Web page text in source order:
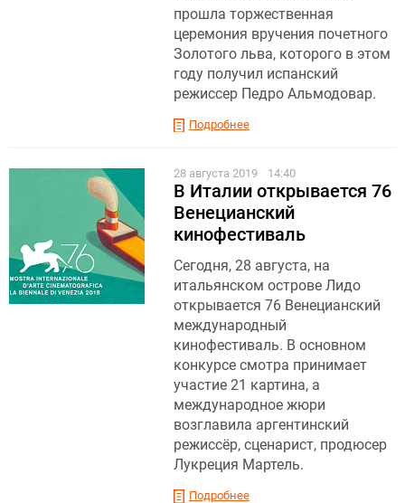
прошла торжественная
церемония вручения почетного
Золотого льва, которого в этом
году получил испанский
режиссер Педро Альмодовар.
Подробнее
28 августа 2019 14:40
В Италии открывается 76
Венецианский
кинофестиваль
Сегодня, 28 августа, на
итальянском острове Лидо
открывается 76 Венецианский
международный
кинофестиваль. В основном
конкурсе смотра принимает
участие 21 картина, а
международное жюри
возглавила аргентинский
режиссёр, сценарист, продюсер
Лукреция Мартель.
Подробнее